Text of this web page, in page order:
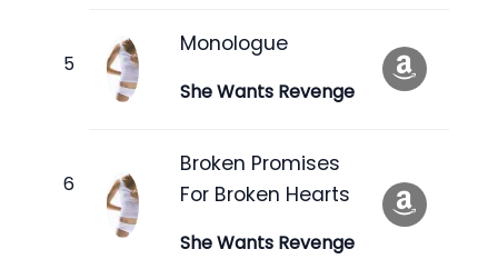
Monologue
She Wants Revenge
Broken Promises
For Broken Hearts
She Wants Revenge